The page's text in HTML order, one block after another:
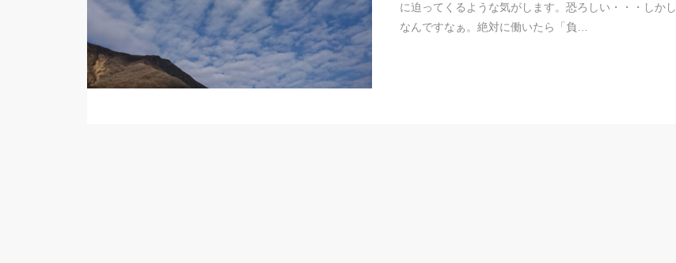
に迫ってくるような気がします。恐ろしい・・・しかし
なんですなぁ。絶対に働いたら「負…